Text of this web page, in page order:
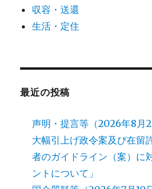
収容・送還
生活・定住
最近の投稿
声明・提言等（2026年8月
大幅引上げ政令案及び在留
者のガイドライン（案）に
ントについて」